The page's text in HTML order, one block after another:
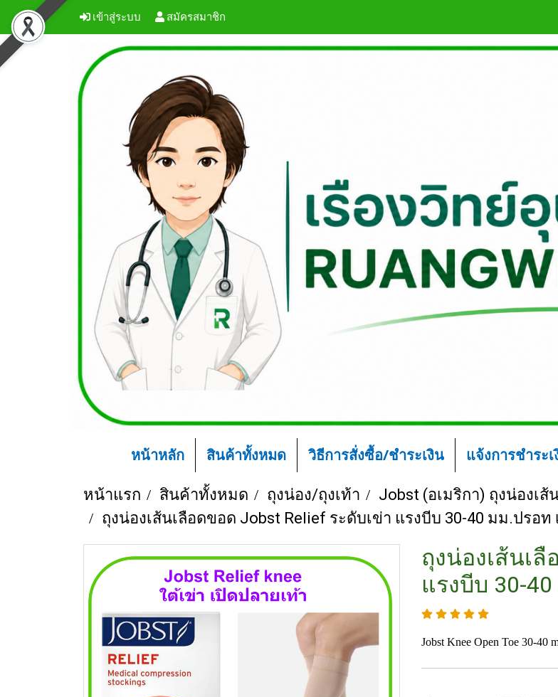
เข้าสู่ระบบ สมัครสมาชิก
หน้าหลัก สินค้าทั้งหมด วิธีการสั่งซื้อ/ชำระเงิน แจ้งการชำระ
หน้าแรก สินค้าทั้งหมด ถุงน่อง/ถุงเท้า Jobst (อเมริกา) ถุงน่องเส้
ถุงน่องเส้นเลือดขอด Jobst Relief ระดับเข่า แรงบีบ 30-40 มม.ปรอท
ถุงน่องเส้นเลื
แรงบีบ 30-
Jobst Knee Open Toe 30-